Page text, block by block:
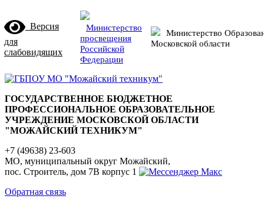
Версия
для
слабовидящих
Министерство
просвещения
Российской
Федерации
Министерство
Московской области
ГОСУДАРСТВЕННОЕ БЮДЖЕТНОЕ
ПРОФЕССИОНАЛЬНОЕ ОБРАЗОВАТЕЛЬНОЕ
УЧРЕЖДЕНИЕ МОСКОВСКОЙ ОБЛАСТИ
"МОЖАЙСКИЙ ТЕХНИКУМ"
+7 (49638) 23-603
МО, муниципальный округ Можайский,
пос. Строитель, дом 7В корпус 1
Обратная связь